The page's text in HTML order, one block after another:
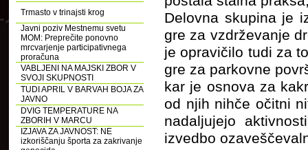
Trmasto v trinajsti krog
Javni poziv Mestnemu svetu
MOM: Preprečite ponovno
mrcvarjenje participativnega
proračuna
VABLJENI NA MAJSKI ZBOR V
SVOJI SKUPNOSTI
TUDI APRIL V BARVAH BOJA ZA
JAVNO
DVIG TEMPERATURE NA
ZBORIH V MARCU
IZJAVA ZA JAVNOST: NE
izkoriščanju športa za zakrivanje
Delovna skupina je
gre za vzdrževanje
je opravičilo tudi za
gre za parkovne
kar je osnova za
od njih nihče očitni
nadaljujejo
izvedbo